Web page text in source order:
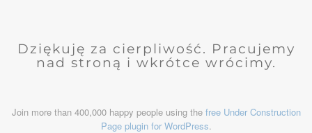
Dziękuję za cierpliwość. Pracujemy
nad stroną i wkrótce wrócimy.
Join more than 400,000 happy people using the free Under Construction
Page plugin for WordPress.